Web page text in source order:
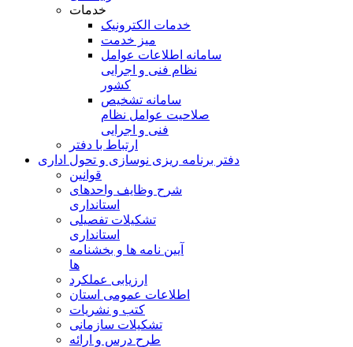
خدمات
خدمات الکترونیک
میز خدمت
سامانه اطلاعات عوامل
نظام فنی و اجرایی
کشور
سامانه تشخیص
صلاحیت عوامل نظام
فنی و اجرایی
ارتباط با دفتر
دفتر برنامه ريزی نوسازی و تحول اداری
قوانین
شرح وظایف واحدهای
استانداری
تشکیلات تفصیلی
استانداری
آیین نامه ها و بخشنامه
ها
ارزیابی عملکرد
اطلاعات عمومی استان
کتب و نشریات
تشکیلات سازمانی
طرح درس و ارائه